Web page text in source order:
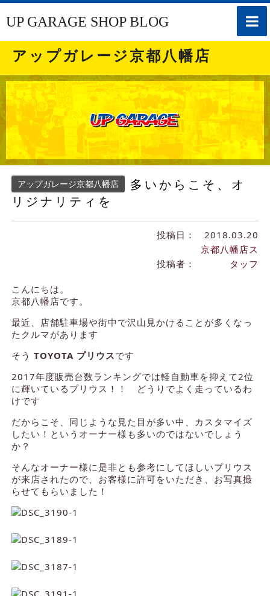
toggle
UP GARAGE SHOP BLOG
アップガレージ京都八幡店
アップガレージ京都八幡店
多いからこそ、オ
リジナリティを
投稿日： 2018.03.20
投稿者：
京都八幡店ス
タッフ
こんにちは。
京都八幡店です。
最近、店舗駐車場や街中で沢山見かけることが多くなっ
たクルマがあります
そう TOYOTA プリウスです
2017年度販売台数ランキングでは軽自動車を抑えて2位
に輝いているプリウス！！ どうりでよく走っているわ
けです
だからこそ、同じような見た目が多い中、カスタマイズ
したい！というオーナー様も多いのではないでしょう
か？
そんなオーナー様に是非とも参考にしてほしいプリウス
が来店されたので、お客様に許可をいただき、お写真撮
らせてもらいました！